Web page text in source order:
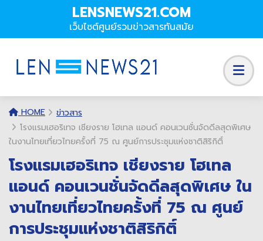
LENSNEWS21.COM
เว็บไซต์ศูนย์รวมข่าวสารทันสมัย
HOME
ข่าวสาร
โรงแรมเฮอริเทจ เชียงราย โฮเทล แอนด์ คอนเวนชั่นจัดดีลสุดพิเศษ
ในงานไทยเที่ยวไทยครั้งที่ 75 ณ ศูนย์การประชุมแห่งชาติสิริกิติ์
โรงแรมเฮอริเทจ เชียงราย โฮเทล
แอนด์ คอนเวนชั่นจัดดีลสุดพิเศษ ใน
งานไทยเที่ยวไทยครั้งที่ 75 ณ ศูนย์
การประชุมแห่งชาติสิริกิติ์